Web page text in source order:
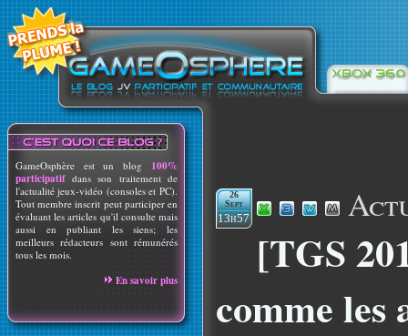
GameOsphère est un blog 100%
participatif dans son traitement de
l'actualité jeux-vidéo (consoles et PC).
Tout membre inscrit peut participer en
évaluant les articles qu'il consulte mais
aussi en publiant les siens; les
meilleurs rédacteurs sont rémunérés
tous les mois.
En savoir plus
26
Sept
13h57
[TGS
comme les